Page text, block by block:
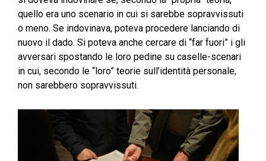
quello era uno scenario in cui si sarebbe sopravvissuti
o meno. Se indovinava, poteva procedere lanciando di
nuovo il dado. Si poteva anche cercare di “far fuori” i gli
avversari spostando le loro pedine su caselle-scenari
in cui, secondo le “loro” teorie sull’identità personale,
non sarebbero sopravvissuti.